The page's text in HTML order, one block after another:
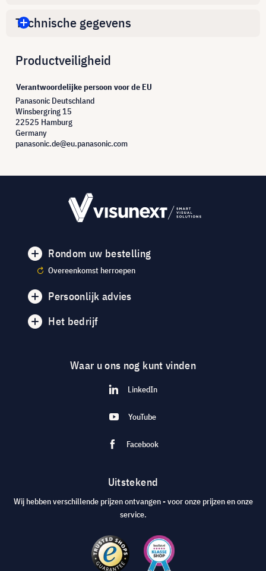
Technische gegevens
Productveiligheid
Verantwoordelijke persoon voor de EU
Panasonic Deutschland
Winsbergring 15
22525 Hamburg
Germany
panasonic.de@eu.panasonic.com
Rondom uw bestelling
Overeenkomst herroepen
Persoonlijk advies
Het bedrijf
Waar u ons nog kunt vinden
LinkedIn
YouTube
Facebook
Uitstekend
Wij hebben verschillende prijzen ontvangen - voor onze prijzen en onze
service.